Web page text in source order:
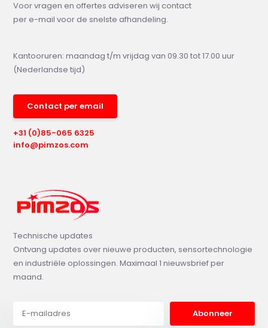
Voor vragen en offertes adviseren wij contact
per e-mail voor de snelste afhandeling.
Kantooruren: maandag t/m vrijdag van 09.30 tot 17.00 uur
(Nederlandse tijd)
Contact per email
+31 (0)85-065 6325
info@pimzos.com
Technische updates
Ontvang updates over nieuwe producten, sensortechnologie
en industriële oplossingen. Maximaal 1 nieuwsbrief per
maand.
Abonneer